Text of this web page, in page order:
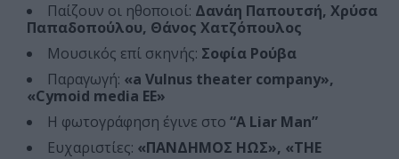
Παίζουν οι ηθοποιοί: Δανάη Παπουτσή, Χρύσα
Παπαδοπούλου, Θάνος Χατζόπουλος
Μουσικός επί σκηνής: Σοφία Ρούβα
Παραγωγή: «a Vulnus theater company»,
«Cymoid media ΕΕ»
Η φωτογράφηση έγινε στο “A Liar Man”
Ευχαριστίες: «ΠΑΝΔΗΜΟΣ ΗΩΣ», «ΤΗΕ